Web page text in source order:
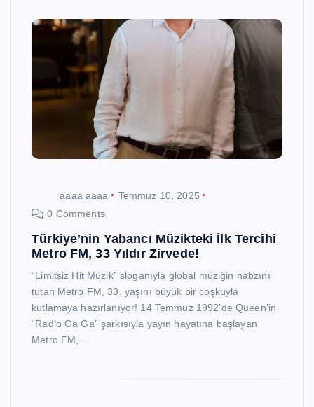
aaaa aaaa
Temmuz 10, 2025
0 Comments
Türkiye’nin Yabancı Müzikteki İlk Tercihi
Metro FM, 33 Yıldır Zirvede!
“Limitsiz Hit Müzik” sloganıyla global müziğin nabzını
tutan Metro FM, 33. yaşını büyük bir coşkuyla
kutlamaya hazırlanıyor! 14 Temmuz 1992’de Queen’in
“Radio Ga Ga” şarkısıyla yayın hayatına başlayan
Metro FM,…